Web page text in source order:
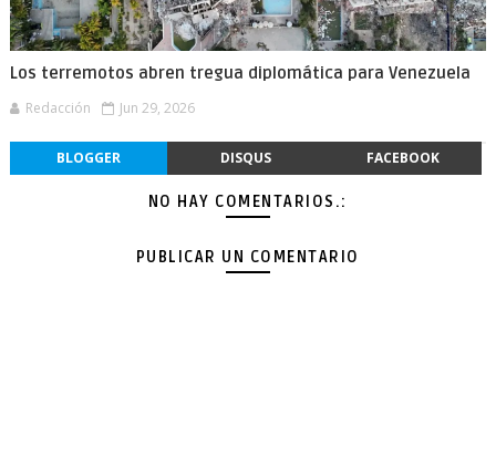
Los terremotos abren tregua diplomática para Venezuela
Redacción Jun 29, 2026
BLOGGER DISQUS FACEBOOK
NO HAY COMENTARIOS.:
PUBLICAR UN COMENTARIO